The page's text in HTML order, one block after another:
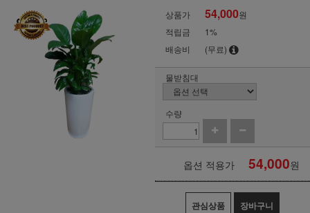
상품가 54,000원
적립금
1%
배송비
(무료)
물받침대
수량
옵션 적용가 54,000원
관심상품 장바구니